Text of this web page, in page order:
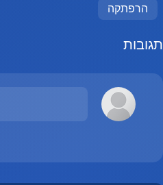
הרפתקה
תגובות